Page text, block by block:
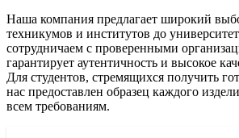
Наша компания предлагает широкий
техникумов и институтов до
сотрудничаем с проверенными
гарантирует аутентичность и высокое
Для студентов, стремящихся получить
нас предоставлен образец каждого
всем требованиям.